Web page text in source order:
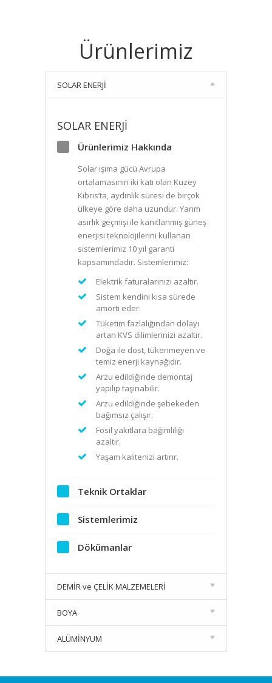
Ürünlerimiz
SOLAR ENERJİ
SOLAR ENERJİ
Ürünlerimiz Hakkında
Solar ışıma gücü Avrupa
ortalamasının iki katı olan Kuzey
Kıbrıs’ta, aydınlık süresi de birçok
ülkeye göre daha uzundur. Yarım
asırlık geçmişi ile kanıtlanmış güneş
enerjisi teknolojilerini kullanan
sistemlerimiz 10 yıl garanti
kapsamındadır. Sistemlerimiz:
Elektrik faturalarınızı azaltır.
Sistem kendini kısa sürede
amorti eder.
Tüketim fazlalığından dolayı
artan KVS dilimlerinizi azaltır.
Doğa ile dost, tükenmeyen ve
temiz enerji kaynağıdır.
Arzu edildiğinde demontaj
yapılıp taşınabilir.
Arzu edildiğinde şebekeden
bağımsız çalışır.
Fosil yakıtlara bağımlılığı
azaltır.
Yaşam kalitenizi artırır.
Teknik Ortaklar
Sistemlerimiz
Dökümanlar
DEMİR ve ÇELİK MALZEMELERİ
BOYA
ALÜMİNYUM